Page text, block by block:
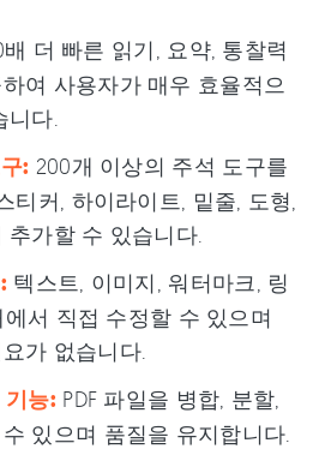
배 더 빠른 읽기, 요약, 통찰력
여 사용자가 매우 효율적으
다.
: 200개 이상의 주석 도구를
티커, 하이라이트, 밑줄, 도형,
가할 수 있습니다.
텍스트, 이미지, 워터마크, 링
에서 직접 수정할 수 있으며
가 없습니다.
기능: PDF 파일을 병합, 분할,
있으며 품질을 유지합니다.